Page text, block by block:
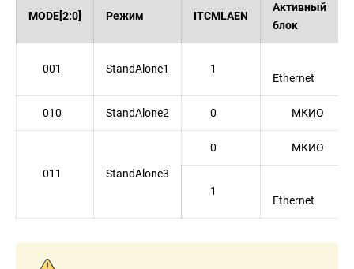
MODE[2:0] Режим ITCMLAEN
Активный
блок
001 StandAlone1 1
Ethernet
010 StandAlone2 0 МКИО
011 StandAlone3
0 МКИО
1
Ethernet